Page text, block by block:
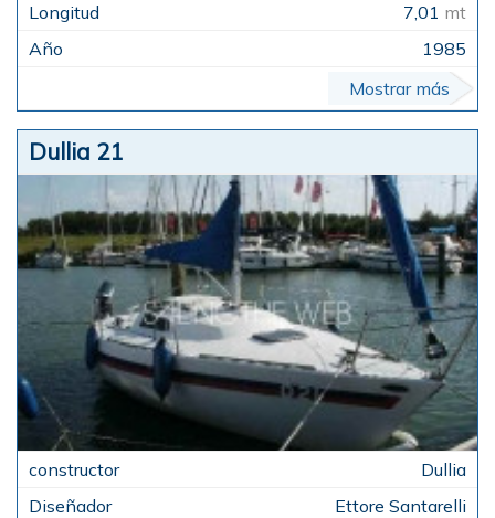
7,01 mt
1985
Mostrar más
Dullia 21
Dullia
Ettore Santarelli